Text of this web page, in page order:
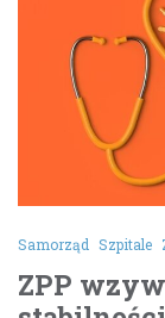
Samorząd Szpitale
ZPP